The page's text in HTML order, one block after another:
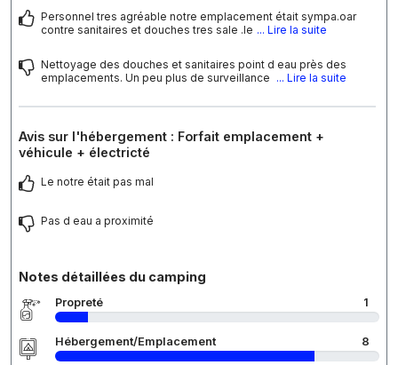
Personnel tres agréable notre emplacement était sympa.oar
contre sanitaires et douches tres sale .le ... Lire la suite
Nettoyage des douches et sanitaires point d eau près des
emplacements. Un peu plus de surveillance ... Lire la suite
Avis sur l'hébergement : Forfait emplacement +
véhicule + électricté
Le notre était pas mal
Pas d eau a proximité
Notes détaillées du camping
Propreté 1
Hébergement/Emplacement 8